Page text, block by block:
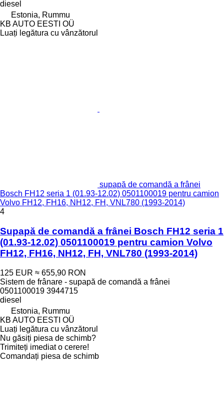
diesel
Estonia, Rummu
KB AUTO EESTI OÜ
Luați legătura cu vânzătorul
supapă de comandă a frânei
Bosch FH12 seria 1 (01.93-12.02) 0501100019 pentru camion
Volvo FH12, FH16, NH12, FH, VNL780 (1993-2014)
4
Supapă de comandă a frânei Bosch FH12 seria 1
(01.93-12.02) 0501100019 pentru camion Volvo
FH12, FH16, NH12, FH, VNL780 (1993-2014)
125 EUR ≈ 655,90 RON
Sistem de frânare - supapă de comandă a frânei
0501100019 3944715
diesel
Estonia, Rummu
KB AUTO EESTI OÜ
Luați legătura cu vânzătorul
Nu găsiți piesa de schimb?
Trimiteți imediat o cerere!
Comandați piesa de schimb